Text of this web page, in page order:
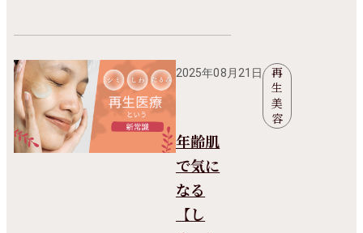
2025年08月21日
再
生
美
容
年齢肌
で気に
なる
【し